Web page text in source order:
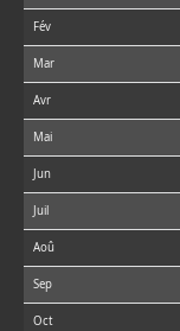
Fév
Mar
Avr
Mai
Jun
Juil
Aoû
Sep
Oct